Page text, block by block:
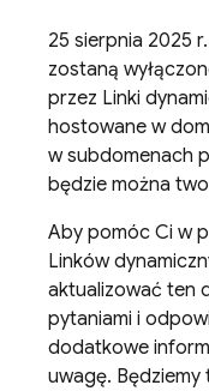
25 sierpnia 2025
zostaną
przez Linki
hostowane w
w subdomenach
będzie można
Aby pomóc Ci w
Linków
aktualizować ten
pytaniami i
dodatkowe
uwagę.